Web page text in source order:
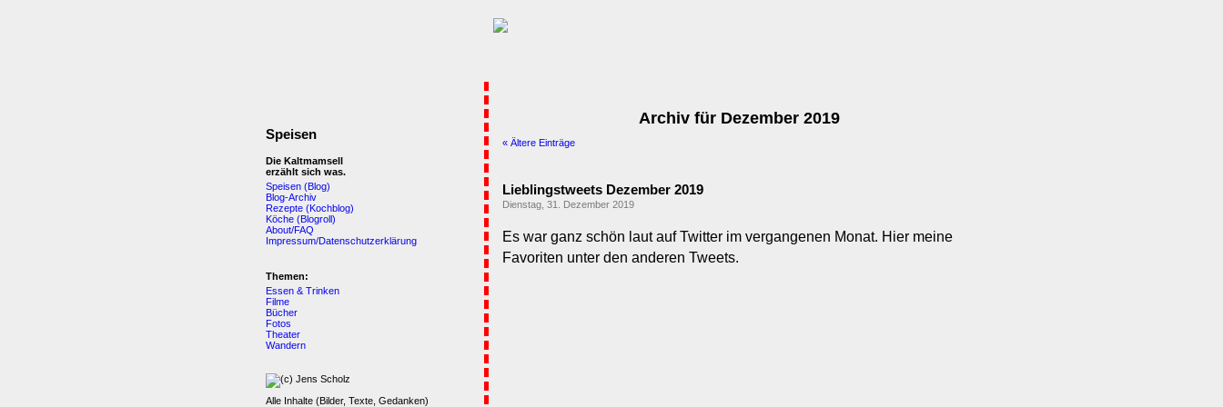
Archiv für Dezember 2019
« Ältere Einträge
Lieblingstweets Dezember 2019
Dienstag, 31. Dezember 2019
Es war ganz schön laut auf Twitter im vergangenen Monat. Hier meine
Favoriten unter den anderen Tweets.
Speisen
Die Kaltmamsell
erzählt sich was.
Speisen (Blog)
Blog-Archiv
Rezepte (Kochblog)
Köche (Blogroll)
About/FAQ
Impressum/Datenschutzerklärung
Themen:
Essen & Trinken
Filme
Bücher
Fotos
Theater
Wandern
Alle Inhalte (Bilder, Texte, Gedanken)